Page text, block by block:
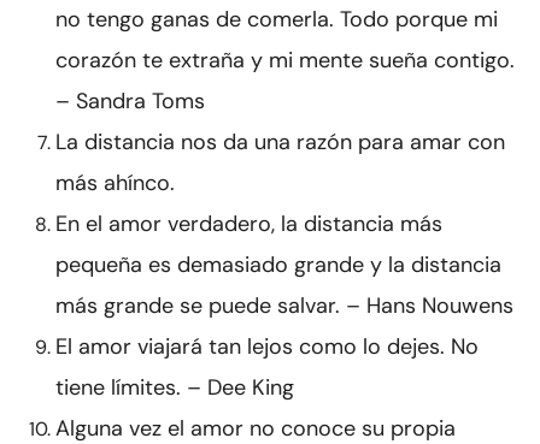
no tengo ganas de comerla. Todo porque mi
corazón te extraña y mi mente sueña contigo.
– Sandra Toms
La distancia nos da una razón para amar con
más ahínco.
En el amor verdadero, la distancia más
pequeña es demasiado grande y la distancia
más grande se puede salvar. – Hans Nouwens
El amor viajará tan lejos como lo dejes. No
tiene límites. – Dee King
Alguna vez el amor no conoce su propia